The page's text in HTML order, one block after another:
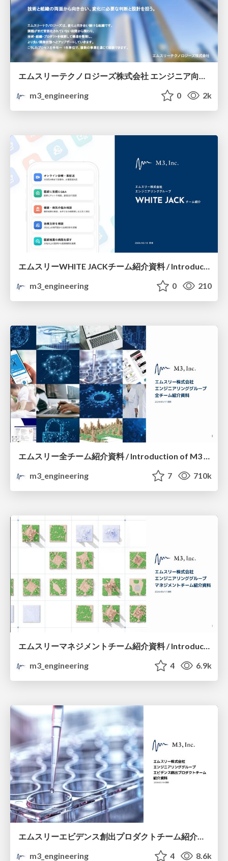
エムスリーテクノロジーズ株式会社 エンジニア向け紹介資料 / M3 Technologies Company Deck
m3_engineering
0 2k
m3_engineering
0 210
エムスリー全チーム紹介資料 / Introduction of M3 All Teams
m3_engineering
7 710k
エムスリーマネジメントチーム紹介資料 / Introduction of M3 Management Team
m3_engineering
4 6.9k
エムスリーエビデンス創出プロダクトチーム紹介資料 / Introduction of M3 Create Evidence Team
m3_engineering
4 8.6k